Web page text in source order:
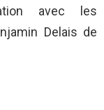
avec les
Delais de